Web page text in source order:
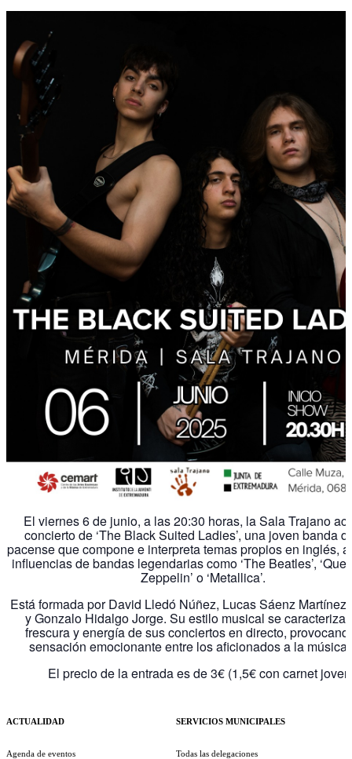
El viernes 6 de junio, a las 20:30 horas, la Sala Trajano
concierto de ‘The Black Suited Ladies’, una joven banda
pacense que compone e interpreta temas propios en inglés,
influencias de bandas legendarias como ‘The Beatles’,
Zeppelin’ o ‘Metallica’.
Está formada por David Lledó Núñez, Lucas Sáenz
y Gonzalo Hidalgo Jorge. Su estilo musical se caracteriza
frescura y energía de sus conciertos en directo,
sensación emocionante entre los aficionados a la música
El precio de la entrada es de 3€ (1,5€ con carnet
ACTUALIDAD
Agenda de eventos
SERVICIOS MUNICIPALES
Todas las delegaciones